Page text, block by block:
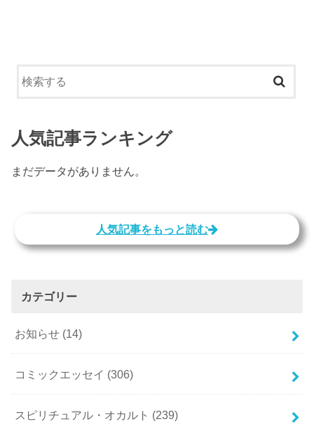
人気記事ランキング
まだデータがありません。
人気記事をもっと読む
カテゴリー
お知らせ (14)
コミックエッセイ (306)
スピリチュアル・オカルト (239)